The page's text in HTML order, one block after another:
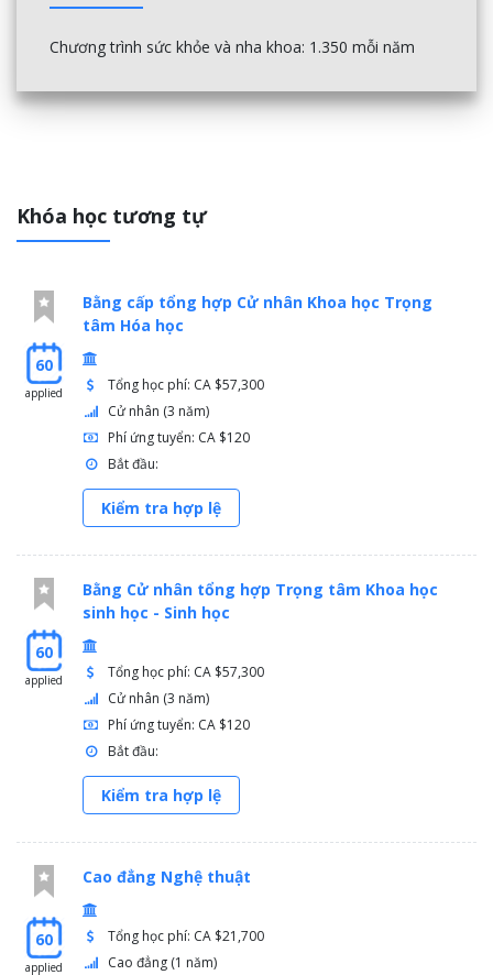
Chương trình sức khỏe và nha khoa: 1.350 mỗi năm
Khóa học tương tự
60
applied
Bằng cấp tổng hợp Cử nhân Khoa học Trọng
tâm Hóa học
Tổng học phí: CA $57,300
Cử nhân (3 năm)
Phí ứng tuyển: CA $120
Bắt đầu:
Kiểm tra hợp lệ
60
applied
Bằng Cử nhân tổng hợp Trọng tâm Khoa học
sinh học - Sinh học
Tổng học phí: CA $57,300
Cử nhân (3 năm)
Phí ứng tuyển: CA $120
Bắt đầu:
Kiểm tra hợp lệ
60
applied
Cao đẳng Nghệ thuật
Tổng học phí: CA $21,700
Cao đẳng (1 năm)